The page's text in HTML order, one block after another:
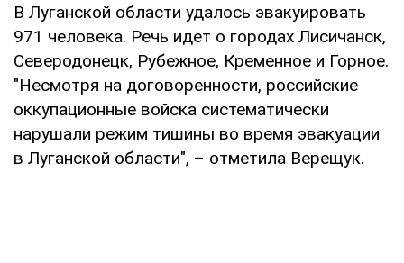
В Луганской области удалось эвакуировать
971 человека. Речь идет о городах Лисичанск,
Северодонецк, Рубежное, Кременное и Горное.
"Несмотря на договоренности, российские
оккупационные войска систематически
нарушали режим тишины во время эвакуации
в Луганской области", – отметила Верещук.